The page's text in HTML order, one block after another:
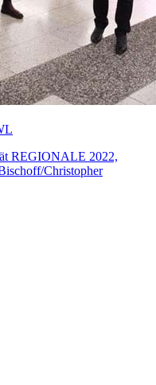
REGIONALE 2022,
Christopher